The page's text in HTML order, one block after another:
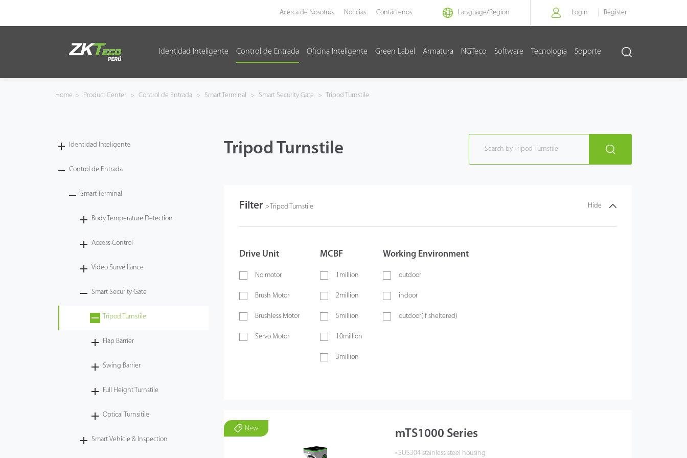
Acerca de Nosotros Noticias Contáctenos Language/Region Login Register
Identidad Inteligente Control de Entrada Oficina Inteligente Green Label Armatura NGTeco Software Tecnología Soporte
Control de Entrada
Home > Product Center > Control de Entrada > Smart Terminal > Smart Security Gate > Tripod Turnstile
Identidad Inteligente
Control de Entrada
Smart Terminal
Body Temperature Detection
Access Control
Video Surveillance
Smart Security Gate
Tripod Turnstile
Flap Barrier
Swing Barrier
Full Height Turnstile
Optical Turnsitile
Smart Vehicle & Inspection
Tripod Turnstile
Filter > Tripod Turnstile Hide
Drive Unit
No motor
Brush Motor
Brushless Motor
Servo Motor
MCBF
1million
2million
5million
10million
3million
Working Environment
outdoor
indoor
outdoor(if sheltered)
New mTS1000 Series
• SUS304 stainless steel housing